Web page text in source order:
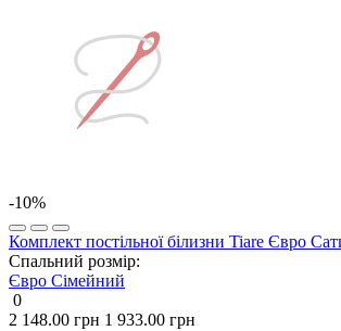
-10%
Комплект постільної білизни Tiare Євро
Спальний розмір:
Євро Сімейний
0
2 148.00 грн 1 933.00 грн